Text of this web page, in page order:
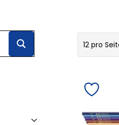
12 pro